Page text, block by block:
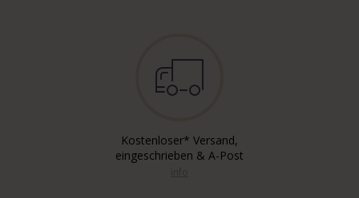
Kostenloser* Versand,
eingeschrieben & A-Post